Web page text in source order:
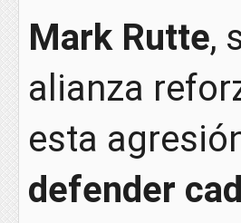
Mark Rutte,
alianza
esta
defender